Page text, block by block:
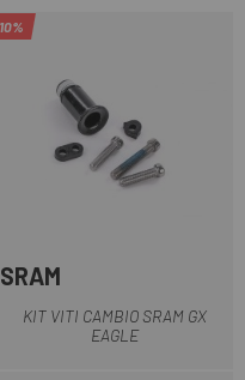
SRAM
KIT VITI CAMBIO SRAM GX
EAGLE